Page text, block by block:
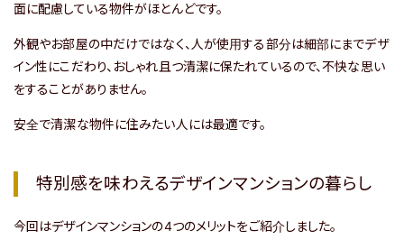
面に配慮している物件がほとんどです。
外観やお部屋の中だけではなく、人が使用する部分は細部にまでデザ
イン性にこだわり、おしゃれ且つ清潔に保たれているので、不快な思い
をすることがありません。
安全で清潔な物件に住みたい人には最適です。
特別感を味わえるデザインマンションの暮らし
今回はデザインマンションの4つのメリットをご紹介しました。